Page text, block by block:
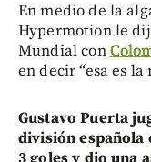
En medio de la
Hypermotion le
Mundial con
en decir “esa es la
Gustavo Puerta
división española